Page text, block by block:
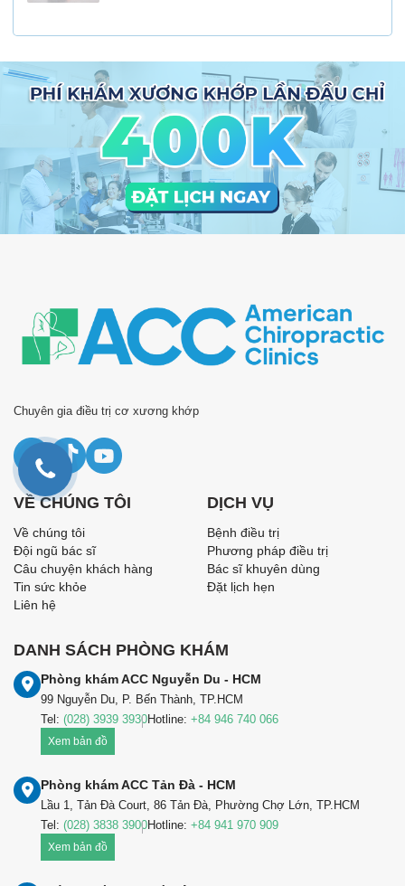
Chuyên gia điều trị cơ xương khớp
DANH SÁCH PHÒNG KHÁM
Phòng khám ACC Nguyễn Du - HCM
99 Nguyễn Du, P. Bến Thành, TP.HCM
Tel: (028) 3939 3930Hotline: +84 946 740 066
Xem bản đồ
Phòng khám ACC Tản Đà - HCM
Lầu 1, Tản Đà Court, 86 Tản Đà, Phường Chợ Lớn, TP.HCM
Tel: (028) 3838 3900Hotline: +84 941 970 909
Xem bản đồ
VỀ CHÚNG TÔI
Về chúng tôi
Đội ngũ bác sĩ
Câu chuyện khách hàng
Tin sức khỏe
Liên hệ
DỊCH VỤ
Bệnh điều trị
Phương pháp điều trị
Bác sĩ khuyên dùng
Đặt lịch hẹn